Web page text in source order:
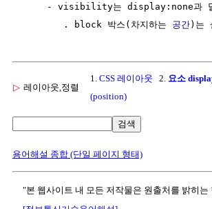
- visibility는 display:none과
        . block 박스(차지하는
공간
▷ 레이아웃,정렬
1. CSS 레이아웃 2. 요소
(position)
검색
용어해설 종합 (단일 페이지 형태)
"본 웹사이트 내 모든 저작물은 원출처를 밝히